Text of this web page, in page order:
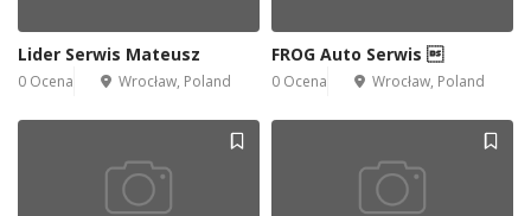
Lider Serwis Mateusz
0 Ocena Wrocław, Poland
FROG Auto Serwis 
0 Ocena Wrocław, Poland